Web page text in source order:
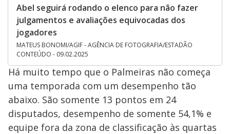
Abel seguirá rodando o elenco para não fazer
julgamentos e avaliações equivocadas dos
jogadores
MATEUS BONOMI/AGIF - AGÊNCIA DE FOTOGRAFIA/ESTADÃO
CONTEÚDO - 09.02.2025
Há muito tempo que o Palmeiras não começa
uma temporada com um desempenho tão
abaixo. São somente 13 pontos em 24
disputados, desempenho de somente 54,1% e
equipe fora da zona de classificação às quartas